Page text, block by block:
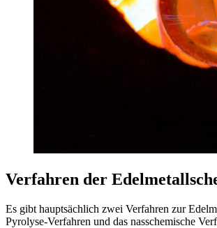
Verfahren der
Es gibt hauptsächlich zwei Verfahren zur
Pyrolyse-Verfahren und das nasschemische